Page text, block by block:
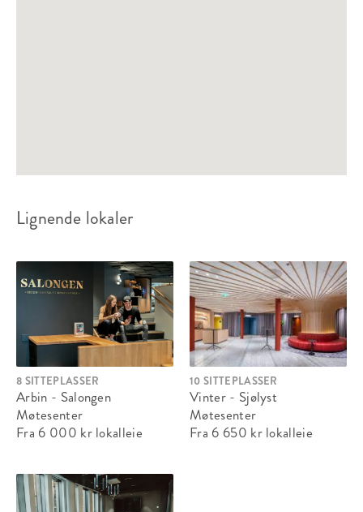
Lignende lokaler
8 SITTEPLASSER
Arbin - Salongen
Møtesenter
Fra 6 000 kr lokalleie
10 SITTEPLASSER
Vinter - Sjølyst
Møtesenter
Fra 6 650 kr lokalleie